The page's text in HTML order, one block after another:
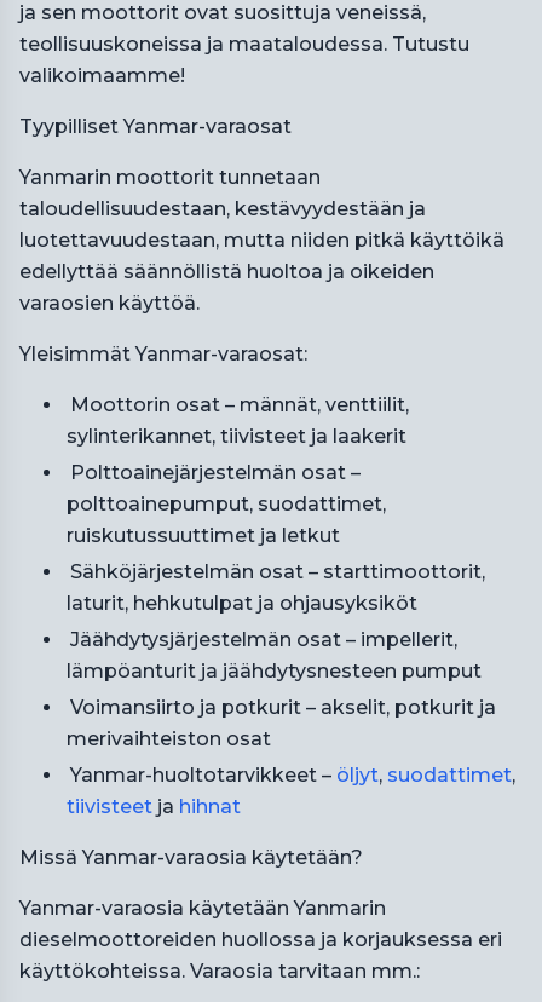
ja sen moottorit ovat suosittuja veneissä,
teollisuuskoneissa ja maataloudessa. Tutustu
valikoimaamme!
Tyypilliset Yanmar-varaosat
Yanmarin moottorit tunnetaan
taloudellisuudestaan, kestävyydestään ja
luotettavuudestaan, mutta niiden pitkä käyttöikä
edellyttää säännöllistä huoltoa ja oikeiden
varaosien käyttöä.
Yleisimmät Yanmar-varaosat:
Moottorin osat – männät, venttiilit,
sylinterikannet, tiivisteet ja laakerit
Polttoainejärjestelmän osat –
polttoainepumput, suodattimet,
ruiskutussuuttimet ja letkut
Sähköjärjestelmän osat – starttimoottorit,
laturit, hehkutulpat ja ohjausyksiköt
Jäähdytysjärjestelmän osat – impellerit,
lämpöanturit ja jäähdytysnesteen pumput
Voimansiirto ja potkurit – akselit, potkurit ja
merivaihteiston osat
Yanmar-huoltotarvikkeet – öljyt, suodattimet,
tiivisteet ja hihnat
Missä Yanmar-varaosia käytetään?
Yanmar-varaosia käytetään Yanmarin
dieselmoottoreiden huollossa ja korjauksessa eri
käyttökohteissa. Varaosia tarvitaan mm.: